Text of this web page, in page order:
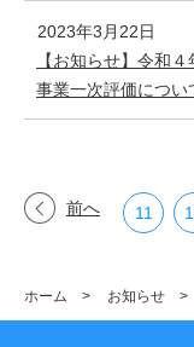
2023年3月22日
【お知らせ】令和
事業一次評価につい
前へ 11
ホーム > お知らせ >